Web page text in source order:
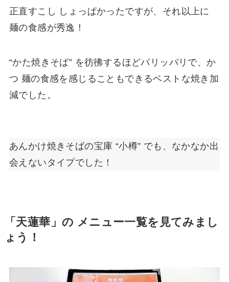
正直すこし しょっぱかったですが、それ以上に
麺の食感が秀逸！
“かた焼きそば” を彷彿するほどパリッパリで、か
つ 麺の食感を感じることもできるベストな焼き加
減でした。
あんかけ焼きそばの宝庫 “小樽” でも、なかなか出
会えないタイプでした！
「天蓮華」の メニュー一覧を見てみまし
ょう！